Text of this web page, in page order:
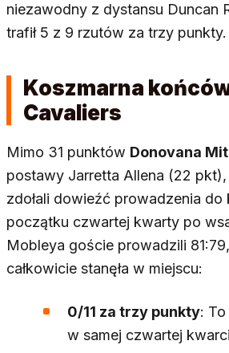
niezawodny z dystansu Duncan
trafił 5 z 9 rzutów za trzy punkty.
Koszmarna
Cavaliers
Mimo 31 punktów Donovana
postawy Jarretta Allena (22 pkt),
zdołali dowieźć prowadzenia do
początku czwartej kwarty po
Mobleya goście prowadzili
całkowicie stanęła w miejscu:
0/11 za trzy punkty: To
w samej czwartej